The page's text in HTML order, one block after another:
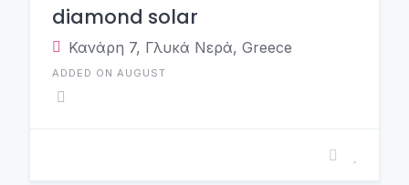
diamond solar
Κανάρη 7, Γλυκά Νερά, Greece
ADDED ON AUGUST